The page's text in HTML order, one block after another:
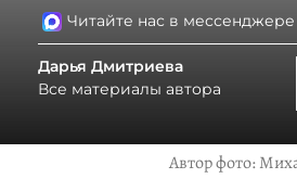
Читайте нас в мессенджере
Дарья Дмитриева
Все материалы автора
Автор фото: